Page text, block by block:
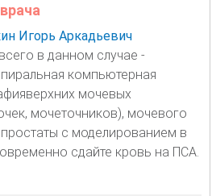
Игорь Аркадьевич
в данном случае -
компьютерная
мочевых
мочеточников), мочевого
с моделированием в
сдайте кровь на ПСА.